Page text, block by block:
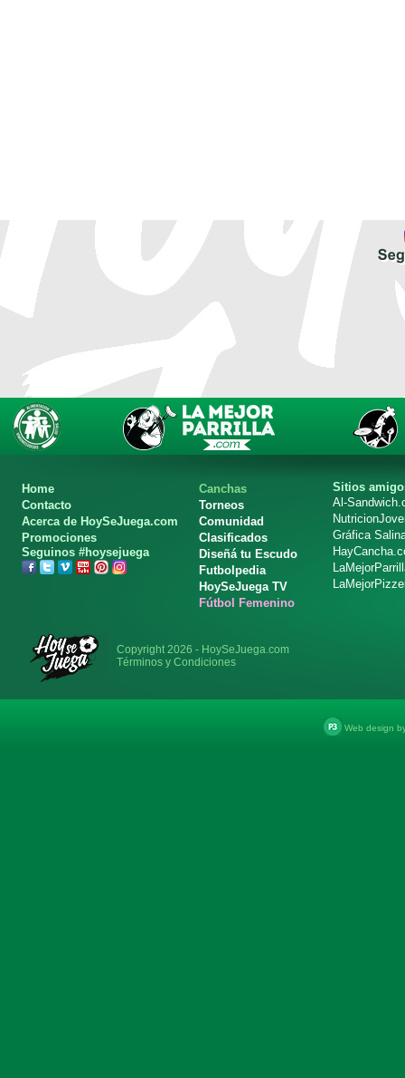
Home
Contacto
Acerca de HoySeJuega.com
Promociones
Seguinos #hoysejuega
Canchas
Torneos
Comunidad
Clasificados
Diseñá tu Escudo
Futbolpedia
HoySeJuega TV
Fútbol Femenino
Sitios
Al-
Gráfica
Copyright 2026 - HoySeJuega.com
Términos y Condiciones
Web design